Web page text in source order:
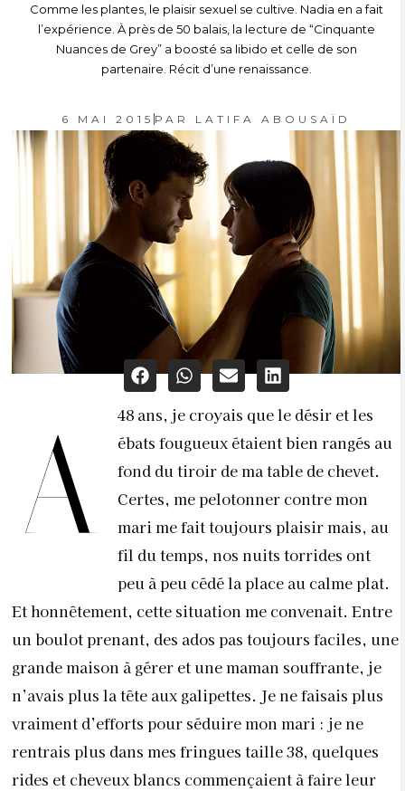
Comme les plantes, le plaisir sexuel se cultive. Nadia en a fait
l’expérience. À près de 50 balais, la lecture de “Cinquante
Nuances de Grey” a boosté sa libido et celle de son
partenaire. Récit d’une renaissance.
6 MAI 2015 PAR LATIFA ABOUSAÏD
A
48 ans, je croyais que le désir et les
ébats fougueux étaient bien rangés au
fond du tiroir de ma table de chevet.
Certes, me pelotonner contre mon
mari me fait toujours plaisir mais, au
fil du temps, nos nuits torrides ont
peu à peu cédé la place au calme plat.
Et honnêtement, cette situation me convenait. Entre
un boulot prenant, des ados pas toujours faciles, une
grande maison à gérer et une maman souffrante, je
n’avais plus la tête aux galipettes. Je ne faisais plus
vraiment d’efforts pour séduire mon mari : je ne
rentrais plus dans mes fringues taille 38, quelques
rides et cheveux blancs commençaient à faire leur